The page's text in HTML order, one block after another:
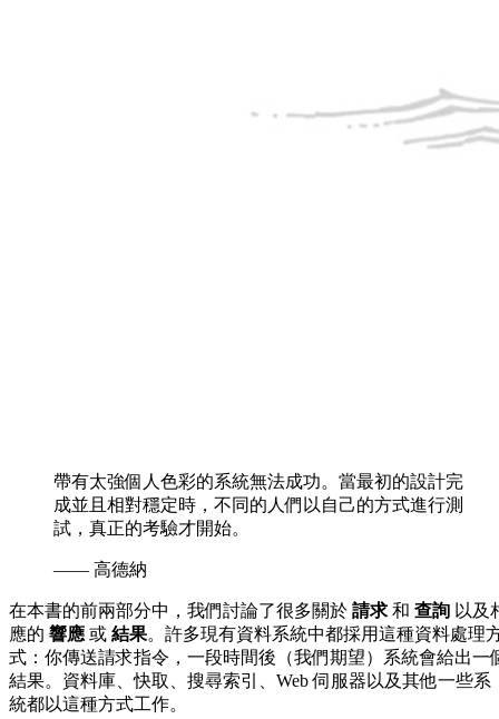
帶有太強個人色彩的系統無法成功。當最初的設計完
成並且相對穩定時，不同的人們以自己的方式進行測
試，真正的考驗才開始。
—— 高德納
在本書的前兩部分中，我們討論了很多關於 請求 和 查詢 以及
應的響應 或 結果。許多現有資料系統中都採用這種資料處理
式：你傳送請求指令，一段時間後（我們期望）系統會給出一
結果。資料庫、快取、搜尋索引、Web 伺服器以及其他一些系
統都以這種方式工作。